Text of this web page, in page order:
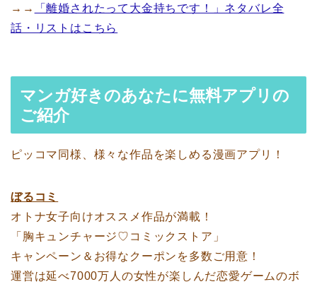
→→
「離婚されたって大金持ちです！」ネタバレ全
話・リストはこちら
マンガ好きのあなたに無料アプリの
ご紹介
ピッコマ同様、様々な作品を楽しめる漫画アプリ！
ぼるコミ
オトナ女子向けオススメ作品が満載！
「胸キュンチャージ♡コミックストア」
キャンペーン＆お得なクーポンを多数ご用意！
運営は延べ7000万人の女性が楽しんだ恋愛ゲームのボ